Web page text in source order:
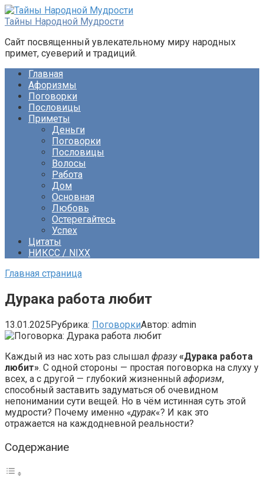
Перейти
к
Тайны Народной Мудрости
Сайт посвященный увлекательному миру народных
примет, суеверий и традиций.
Главная
Афоризмы
Поговорки
Пословицы
Приметы
Деньги
Поговорки
Пословицы
Волосы
Работа
Дом
Основная
Любовь
Остерегайтесь
Успех
Цитаты
НИКСС / NIXX
Главная страница
Дурака работа любит
13.01.2025Рубрика: ПоговоркиАвтор: admin
Каждый из нас хоть раз слышал фразу «Дурака работа
любит». С одной стороны — простая поговорка на слуху у
всех, а с другой — глубокий жизненный афоризм,
способный заставить задуматься об очевидном
непонимании сути вещей. Но в чём истинная суть этой
мудрости? Почему именно «дурак«? И как это
отражается на каждодневной реальности?
Содержание